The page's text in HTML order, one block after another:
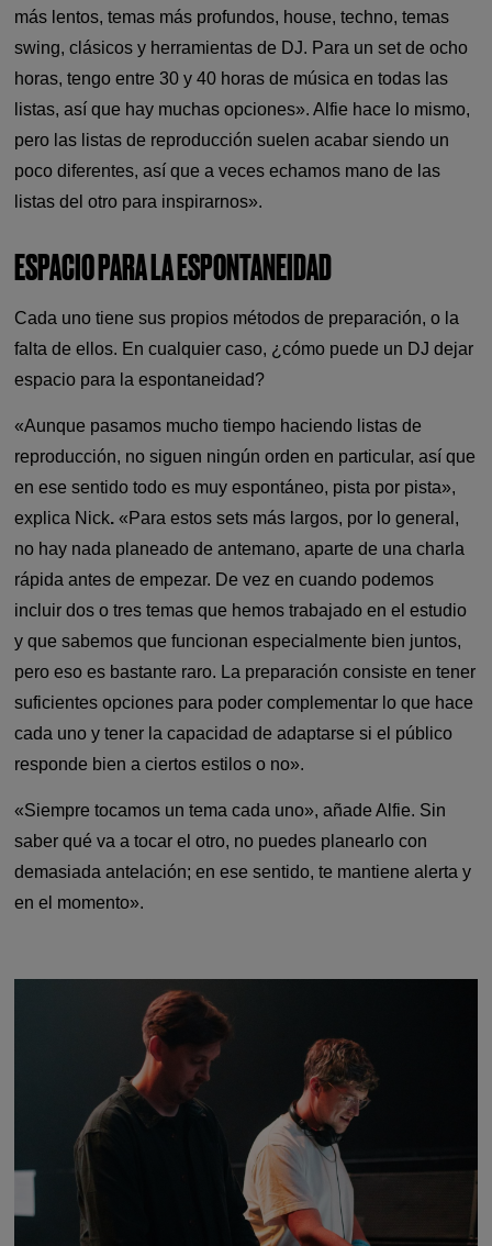
más lentos, temas más profundos, house, techno, temas
swing, clásicos y herramientas de DJ. Para un set de ocho
horas, tengo entre 30 y 40 horas de música en todas las
listas, así que hay muchas opciones». Alfie hace lo mismo,
pero las listas de reproducción suelen acabar siendo un
poco diferentes, así que a veces echamos mano de las
listas del otro para inspirarnos».
ESPACIO PARA LA ESPONTANEIDAD
Cada uno tiene sus propios métodos de preparación, o la
falta de ellos. En cualquier caso, ¿cómo puede un DJ dejar
espacio para la espontaneidad?
«Aunque pasamos mucho tiempo haciendo listas de
reproducción, no siguen ningún orden en particular, así que
en ese sentido todo es muy espontáneo, pista por pista»,
explica Nick. «Para estos sets más largos, por lo general,
no hay nada planeado de antemano, aparte de una charla
rápida antes de empezar. De vez en cuando podemos
incluir dos o tres temas que hemos trabajado en el estudio
y que sabemos que funcionan especialmente bien juntos,
pero eso es bastante raro. La preparación consiste en tener
suficientes opciones para poder complementar lo que hace
cada uno y tener la capacidad de adaptarse si el público
responde bien a ciertos estilos o no».
«Siempre tocamos un tema cada uno», añade Alfie. Sin
saber qué va a tocar el otro, no puedes planearlo con
demasiada antelación; en ese sentido, te mantiene alerta y
en el momento».